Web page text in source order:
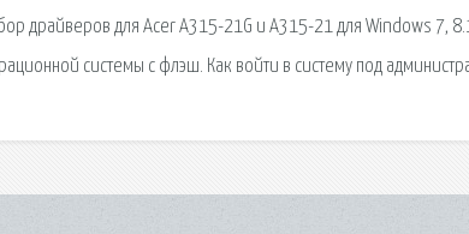
драйверов для Acer A315-21G и A315-21 для Windows 7,
системы с флэш. Как войти в систему под